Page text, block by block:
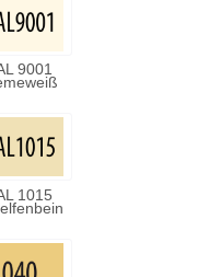
9001
1015